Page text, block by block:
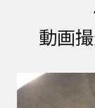
動画